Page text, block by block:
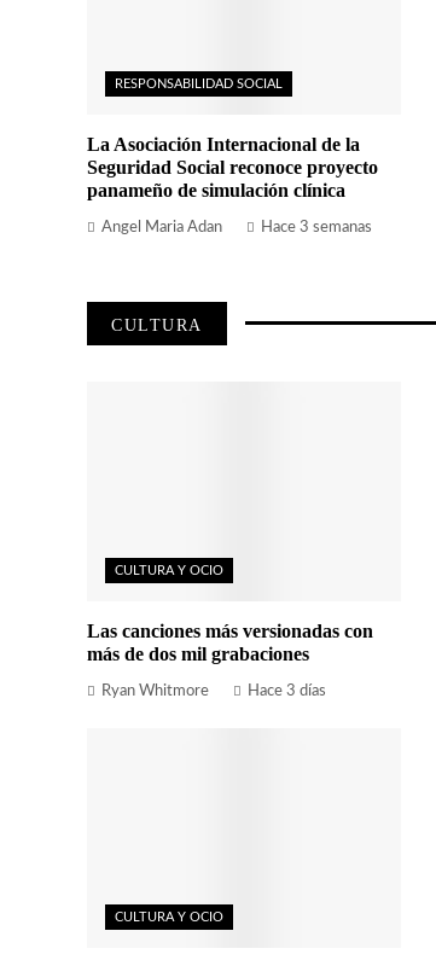
RESPONSABILIDAD SOCIAL
La Asociación Internacional de la
Seguridad Social reconoce proyecto
panameño de simulación clínica
Angel Maria Adan Hace 3 semanas
CULTURA
CULTURA Y OCIO
Las canciones más versionadas con
más de dos mil grabaciones
Ryan Whitmore Hace 3 días
CULTURA Y OCIO